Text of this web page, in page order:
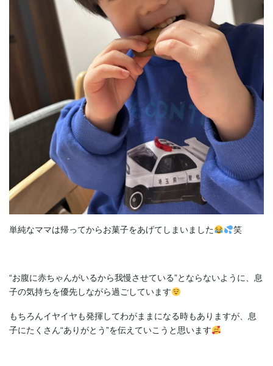
単純なママは帰ってからお菓子をあげてしまいました 笑
“お腹に赤ちゃんがいるから我慢させている”とならないように、息
子の気持ちを優先しながら過ごしています
もちろんイヤイヤも発揮してわがままになる時もありますが、息
子にたくさん“ありがとう”を伝えていこうと思います